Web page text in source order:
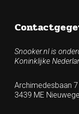
Snooker.nl is
Koninklijke
Archimedesbaan 7
3439 ME